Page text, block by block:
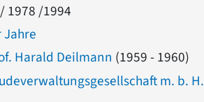
1978 /1994
Jahre
Harald Deilmann (1959 - 1960)
m. b. H.